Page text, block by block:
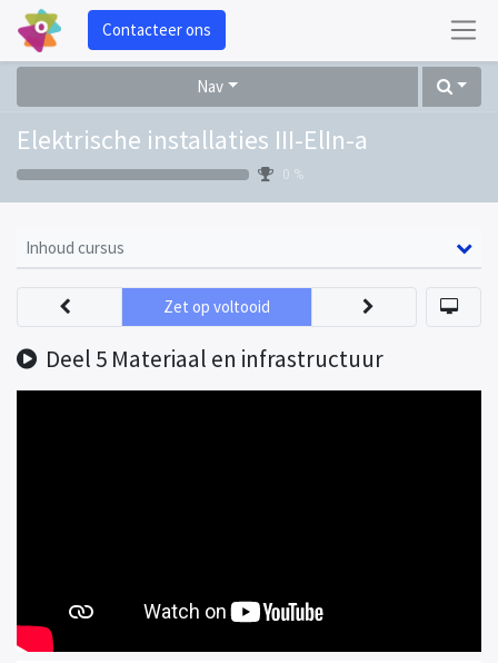
Contacteer ons
Nav
Elektrische installaties III-ElIn-a
0 %
Inhoud cursus
Deel 5 Materiaal en infrastructuur
Zet op voltooid